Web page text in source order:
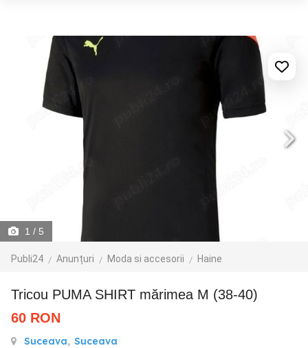
1 / 5
Publi24 Anunțuri Moda si accesorii Haine
Tricou PUMA SHIRT mărimea M (38-40)
60 RON
Suceava, Suceava